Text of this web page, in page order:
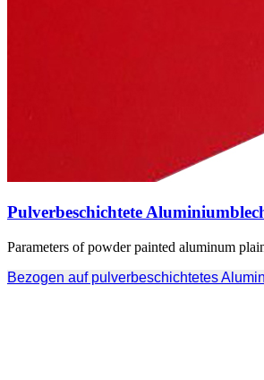
Pulverbeschichtete
Parameters of powder painted aluminum
Bezogen auf pulverbeschichtetes